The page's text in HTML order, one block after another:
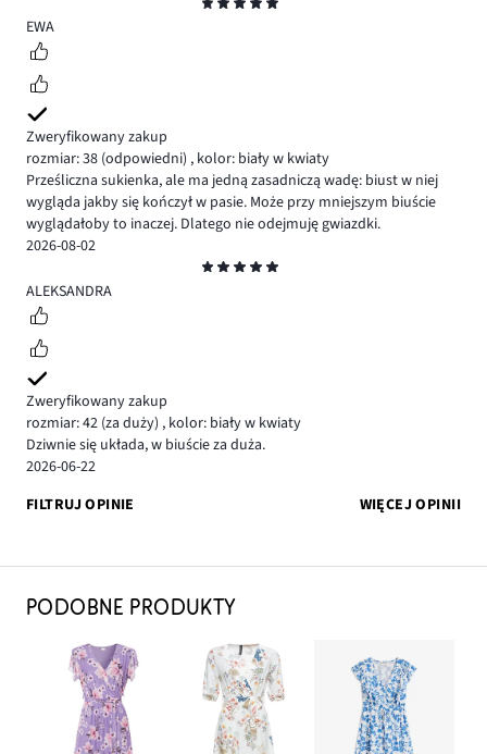
5
EWA
Zweryfikowany zakup
rozmiar: 38 (odpowiedni) , kolor: biały w kwiaty
Prześliczna sukienka, ale ma jedną zasadniczą wadę: biust w niej
wygląda jakby się kończył w pasie. Może przy mniejszym biuście
wyglądałoby to inaczej. Dlatego nie odejmuję gwiazdki.
2026-08-02
5
ALEKSANDRA
Zweryfikowany zakup
rozmiar: 42 (za duży) , kolor: biały w kwiaty
Dziwnie się układa, w biuście za duża.
2026-06-22
FILTRUJ OPINIE
WIĘCEJ OPINII
PODOBNE PRODUKTY